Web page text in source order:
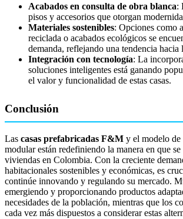
Acabados en consulta de obra blanca:
pisos y accesorios que otorgan
Materiales sostenibles: Opciones como
reciclada o acabados ecológicos se
demanda, reflejando una tendencia hacia
Integración con tecnología: La
soluciones inteligentes está ganando
el valor y funcionalidad de estas casas.
Conclusión
Las casas prefabricadas F&M y el modelo de
modular están redefiniendo la manera en que
viviendas en Colombia. Con la creciente
habitacionales sostenibles y económicas, es
continúe innovando y regulando su mercado.
emergiendo y proporcionando productos
necesidades de la población, mientras que los
cada vez más dispuestos a considerar estas